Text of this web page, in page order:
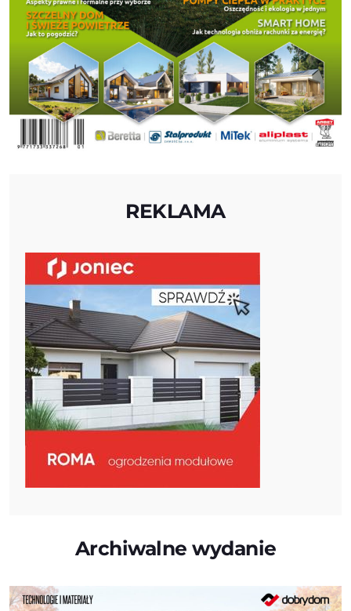
REKLAMA
Archiwalne wydanie